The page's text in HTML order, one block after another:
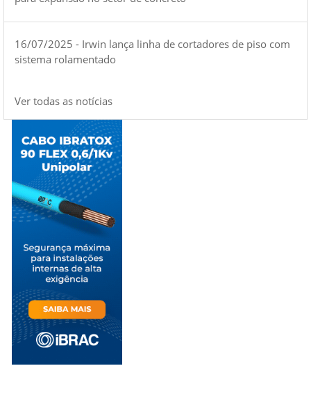
16/07/2025 - Irwin lança linha de cortadores de piso com
sistema rolamentado
Ver todas as notícias